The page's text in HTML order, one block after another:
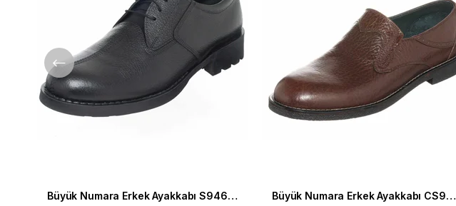
Büyük Numara Erkek Ayakkabı S946 Siyah Deri Büyük Numara Erkek Ayakkabı CS941 Kahve